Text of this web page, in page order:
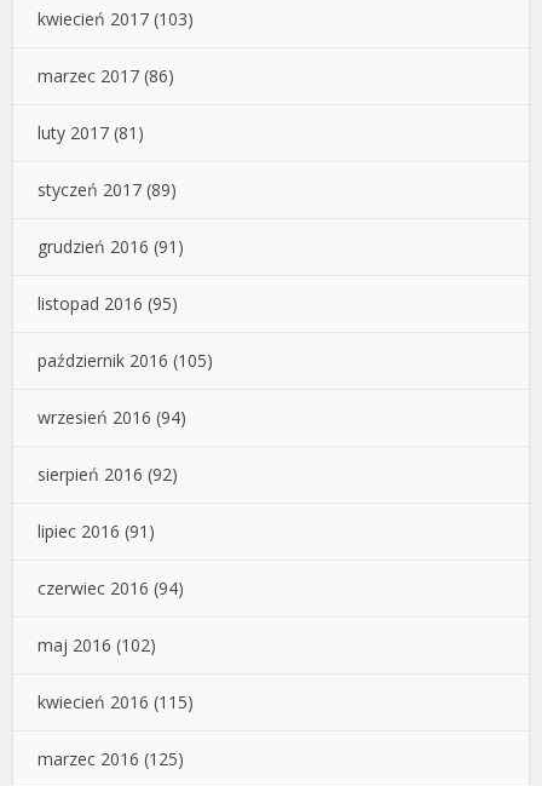
kwiecień 2017 (103)
marzec 2017 (86)
luty 2017 (81)
styczeń 2017 (89)
grudzień 2016 (91)
listopad 2016 (95)
październik 2016 (105)
wrzesień 2016 (94)
sierpień 2016 (92)
lipiec 2016 (91)
czerwiec 2016 (94)
maj 2016 (102)
kwiecień 2016 (115)
marzec 2016 (125)